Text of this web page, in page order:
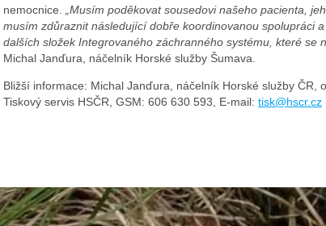
nemocnice. „Musím poděkovat sousedovi našeho pacienta,
musím zdůraznit následující dobře koordinovanou spolupráci
dalších složek Integrovaného záchranného systému, které se
Michal Janďura, náčelník Horské služby Šumava.
Bližší informace: Michal Janďura, náčelník Horské služby ČR,
Tiskový servis HSČR, GSM: 606 630 593, E-mail: tisk@hscr.cz